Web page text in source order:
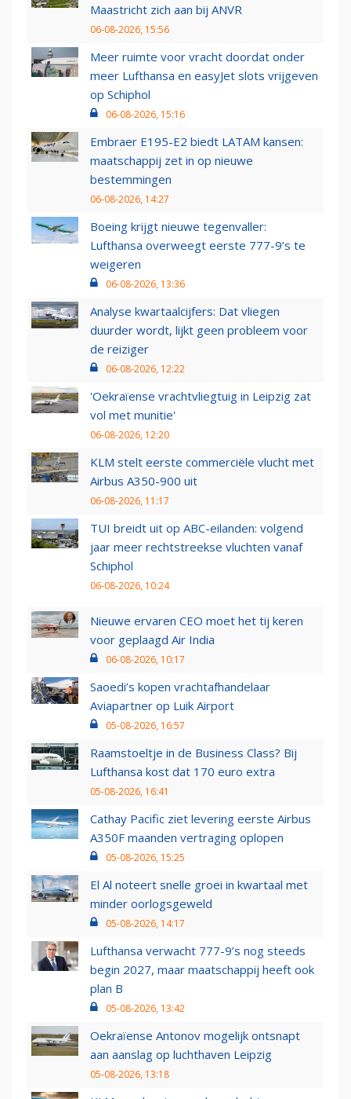
Maastricht zich aan bij ANVR
06-08-2026, 15:56
Meer ruimte voor vracht doordat onder
meer Lufthansa en easyJet slots vrijgeven
op Schiphol
06-08-2026, 15:16
Embraer E195-E2 biedt LATAM kansen:
maatschappij zet in op nieuwe
bestemmingen
06-08-2026, 14:27
Boeing krijgt nieuwe tegenvaller:
Lufthansa overweegt eerste 777-9’s te
weigeren
06-08-2026, 13:36
Analyse kwartaalcijfers: Dat vliegen
duurder wordt, lijkt geen probleem voor
de reiziger
06-08-2026, 12:22
'Oekraïense vrachtvliegtuig in Leipzig zat
vol met munitie'
06-08-2026, 12:20
KLM stelt eerste commerciële vlucht met
Airbus A350-900 uit
06-08-2026, 11:17
TUI breidt uit op ABC-eilanden: volgend
jaar meer rechtstreekse vluchten vanaf
Schiphol
06-08-2026, 10:24
Nieuwe ervaren CEO moet het tij keren
voor geplaagd Air India
06-08-2026, 10:17
Saoedi’s kopen vrachtafhandelaar
Aviapartner op Luik Airport
05-08-2026, 16:57
Raamstoeltje in de Business Class? Bij
Lufthansa kost dat 170 euro extra
05-08-2026, 16:41
Cathay Pacific ziet levering eerste Airbus
A350F maanden vertraging oplopen
05-08-2026, 15:25
El Al noteert snelle groei in kwartaal met
minder oorlogsgeweld
05-08-2026, 14:17
Lufthansa verwacht 777-9’s nog steeds
begin 2027, maar maatschappij heeft ook
plan B
05-08-2026, 13:42
Oekraïense Antonov mogelijk ontsnapt
aan aanslag op luchthaven Leipzig
05-08-2026, 13:18